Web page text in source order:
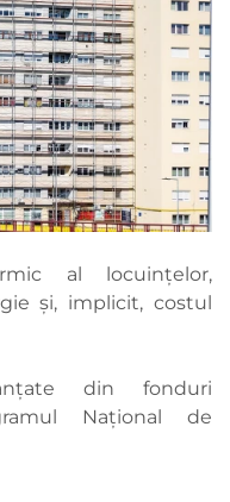
al locuințelor,
și, implicit, costul
din fonduri
Național de